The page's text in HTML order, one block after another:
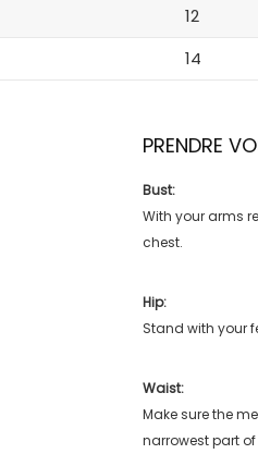
12
14
PRENDRE
Bust:
With your arms
chest.
Hip:
Stand with your
Waist:
Make sure the
narrowest part